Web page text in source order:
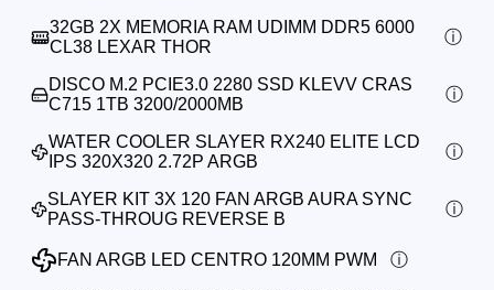
32GB 2X MEMORIA RAM UDIMM DDR5 6000
CL38 LEXAR THOR
DISCO M.2 PCIE3.0 2280 SSD KLEVV CRAS
C715 1TB 3200/2000MB
WATER COOLER SLAYER RX240 ELITE LCD
IPS 320X320 2.72P ARGB
SLAYER KIT 3X 120 FAN ARGB AURA SYNC
PASS-THROUG REVERSE B
FAN ARGB LED CENTRO 120MM PWM